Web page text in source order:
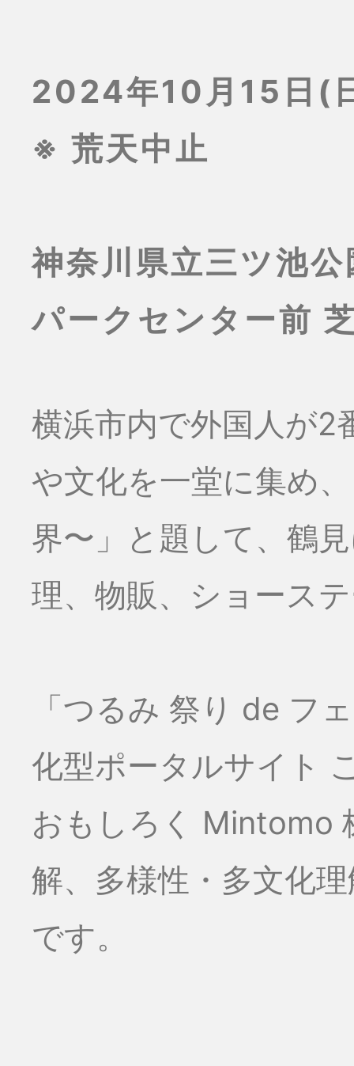
2024年10月15日
※ 荒天中止
神奈川県立三ツ池公
パークセンター前
横浜市内で外国人が2
や文化を一堂に集め
界〜」と題して、鶴
理、物販、ショース
「つるみ 祭り de フ
化型ポータルサイト
おもしろく Mintomo
解、多様性・多文化
です。